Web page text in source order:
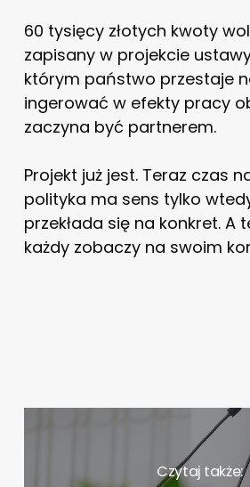
60 tysięcy złotych kwoty
zapisany w projekcie
którym państwo przestaje
ingerować w efekty pracy
zaczyna być partnerem.
Projekt już jest. Teraz czas
polityka ma sens tylko
przekłada się na konkret. A
każdy zobaczy na swoim
Czytaj także: